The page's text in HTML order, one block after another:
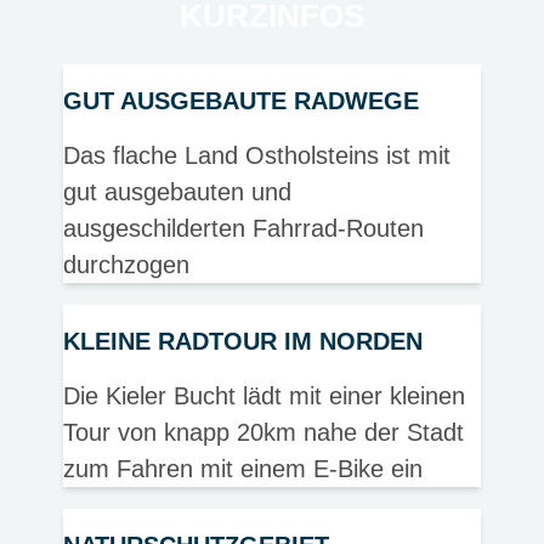
GUT AUSGEBAUTE RADWEGE
Das flache Land Ostholsteins ist mit
gut ausgebauten und
ausgeschilderten Fahrrad-Routen
durchzogen
KLEINE RADTOUR IM NORDEN
Die Kieler Bucht lädt mit einer kleinen
Tour von knapp 20km nahe der Stadt
zum Fahren mit einem E-Bike ein